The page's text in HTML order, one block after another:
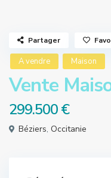
A vendre Maison
Vente
299.500 €
Béziers, Occitanie
Partager